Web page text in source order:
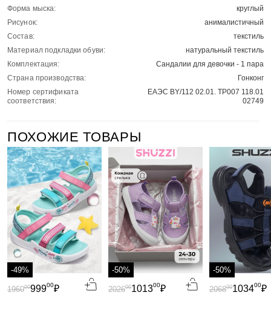
Форма мыска:
круглый
Рисунок:
анималистичный
Состав:
текстиль
Материал подкладки обуви:
натуральный текстиль
Комплектация:
Сандалии для девочки - 1 пара
Страна производства:
Гонконг
Номер сертификата
соответствия:
ЕАЭС BY/112 02.01. ТР007 118.01
02749
ПОХОЖИЕ ТОВАРЫ
-49%
99900₽
196000
-50%
101300₽
202600
-50%
103400₽
206800